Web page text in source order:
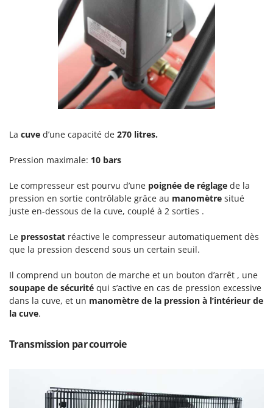
Taille-haies
Taille-haies à bras pour tracteur
Tarières
Tondeuses à Gazon
Tondeuses autoportées
Tondeuses débroussailleuses thermiques
Trancheuses de sol
Transpalettes
Tronçonneuses
V
Vêtements de Sécurité
Vibroculteurs à tracteur
KitchenAid
Lampacrescia - MGM
Landxcape
LAR Casalinghi
Linea VZ
Lisam
Lotusgrill
M
M.A.I.BO.
Macom
Macte Ovens
Makita
MAMMAMIA
Marina Systems
Masterpro
La cuve d’une capacité de 270 litres.
Pression maximale: 10 bars
Le compresseur est pourvu d’une poignée de réglage de la
pression en sortie contrôlable grâce au manomètre situé
juste en-dessous de la cuve, couplé à 2 sorties .
Le pressostat réactive le compresseur automatiquement dès
que la pression descend sous un certain seuil.
Il comprend un bouton de marche et un bouton d’arrêt , une
soupape de sécurité qui s’active en cas de pression excessive
dans la cuve, et un manomètre de la pression à l’intérieur de
la cuve.
Transmission par courroie